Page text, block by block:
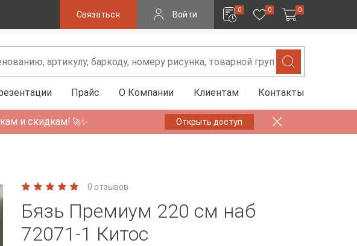
Связаться Войти 0 0 0
Прайс О Компании Клиентам Контакты
и скидкам! 🚀✨ Открыть доступ
0 отзывов
Бязь Премиум 220 см наб
72071-1 Китос